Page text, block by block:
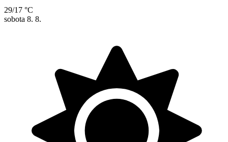
29/17 °C
sobota 8. 8.